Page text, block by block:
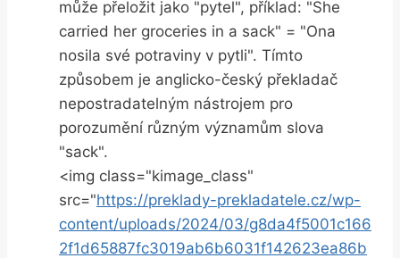
může přeložit jako "pytel", příklad: "She
carried her groceries in a sack" = "Ona
nosila své potraviny v pytli". Tímto
způsobem je anglicko-český překladač
nepostradatelným nástrojem pro
porozumění různým významům slova
"sack".
<img class="kimage_class"
src="https://preklady-prekladatele.cz/wp-
content/uploads/2024/03/g8da4f5001c166
2f1d65887fc3019ab6b6031f142623ea86b